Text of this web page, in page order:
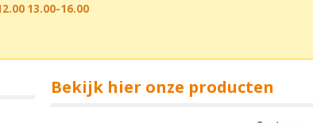
13.00-16.00
Bekijk hier onze producten